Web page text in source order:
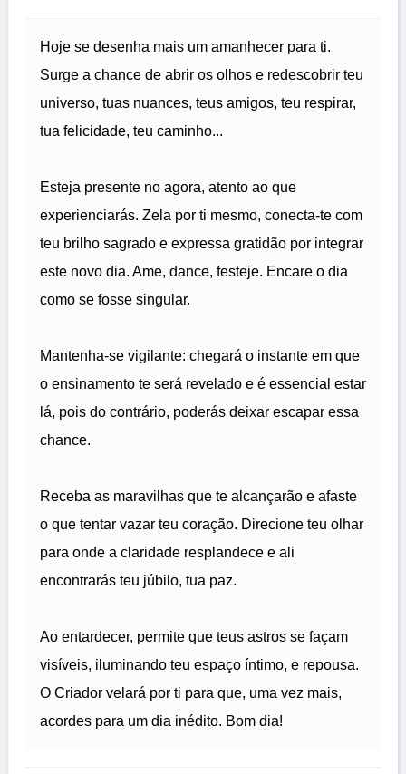
Hoje se desenha mais um amanhecer para ti.
Surge a chance de abrir os olhos e redescobrir teu
universo, tuas nuances, teus amigos, teu respirar,
tua felicidade, teu caminho...
Esteja presente no agora, atento ao que
experienciarás. Zela por ti mesmo, conecta-te com
teu brilho sagrado e expressa gratidão por integrar
este novo dia. Ame, dance, festeje. Encare o dia
como se fosse singular.
Mantenha-se vigilante: chegará o instante em que
o ensinamento te será revelado e é essencial estar
lá, pois do contrário, poderás deixar escapar essa
chance.
Receba as maravilhas que te alcançarão e afaste
o que tentar vazar teu coração. Direcione teu olhar
para onde a claridade resplandece e ali
encontrarás teu júbilo, tua paz.
Ao entardecer, permite que teus astros se façam
visíveis, iluminando teu espaço íntimo, e repousa.
O Criador velará por ti para que, uma vez mais,
acordes para um dia inédito. Bom dia!